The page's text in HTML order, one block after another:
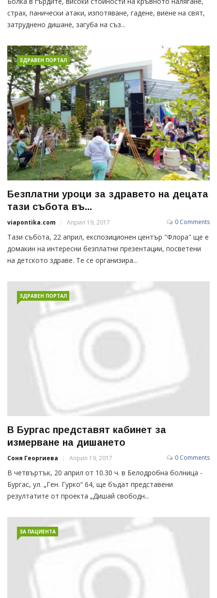
страх, панически атаки, изпотяване, гадене, виене на свят,
затруднено дишане, загуба на съз...
ЗДРАВЕН ПОРТАЛ
Безплатни уроци за здравето на децата
тази събота въ...
viapontika.com Април 19, 2017 0 Comments
Тази събота, 22 април, експозиционен център "Флора" ще е
домакин на интересни безплатни презентации, посветени
на детското здраве. Те се организира...
ЗДРАВЕН ПОРТАЛ
В Бургас представят кабинет за
измерване на дишането
Соня Георгиева Април 19, 2017 0 Comments
В четвъртък, 20 април от 10.30 ч. в Белодробна болница -
Бургас, ул. „Ген. Гурко“ 64, ще бъдат представени
резултатите от проекта „Дишай свободн...
ЗА ПАЦИЕНТА